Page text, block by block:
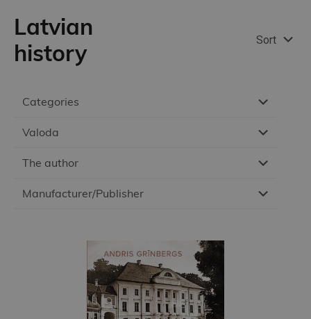
Categories
Valoda
The author
Manufacturer/Publisher
Latvian
history
Sort